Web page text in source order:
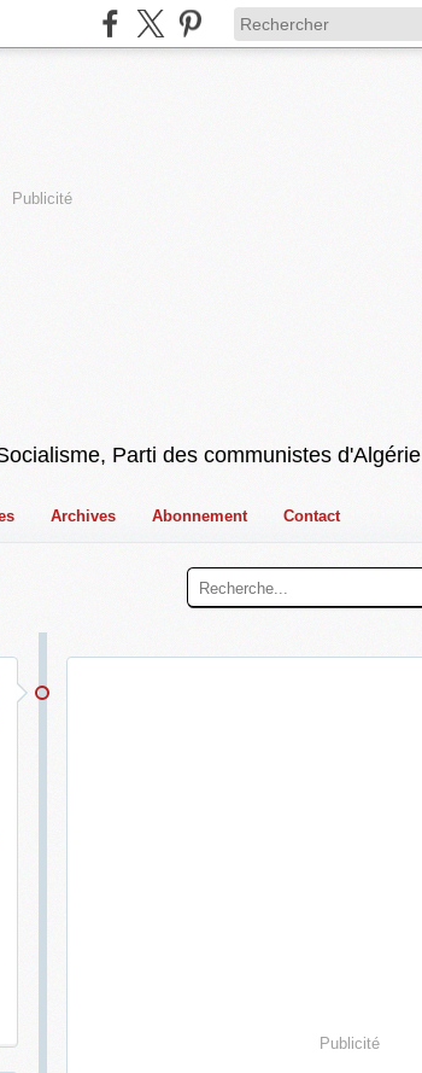
Publicité
Parti des communistes d'Algérie
Archives Abonnement Contact
Publicité